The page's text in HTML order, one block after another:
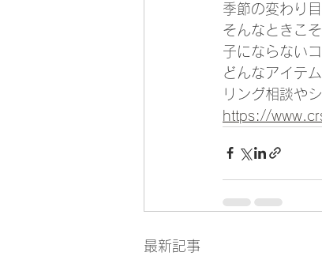
季節の変わり
そんなときこ
子にならないコ
どんなアイテ
リング相談や
https://
最新記事